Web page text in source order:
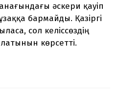
әскери қауіп
бармайды. Қазіргі
сол келіссөздің
көрсетті.